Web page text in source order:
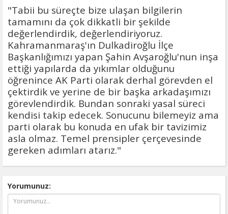
"Tabii bu süreçte bize ulaşan bilgilerin
tamamını da çok dikkatli bir şekilde
değerlendirdik, değerlendiriyoruz.
Kahramanmaraş'ın Dulkadiroğlu İlçe
Başkanlığımızı yapan Şahin Avşaroğlu'nun inşa
ettiği yapılarda da yıkımlar olduğunu
öğrenince AK Parti olarak derhal görevden el
çektirdik ve yerine de bir başka arkadaşımızı
görevlendirdik. Bundan sonraki yasal süreci
kendisi takip edecek. Sonucunu bilemeyiz ama
parti olarak bu konuda en ufak bir tavizimiz
asla olmaz. Temel prensipler çerçevesinde
gereken adımları atarız."
Yorumunuz: